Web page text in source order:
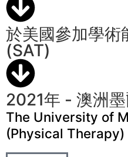
於美國參加學術
(SAT)
2021年 - 澳洲
The University of
(Physical Therapy)